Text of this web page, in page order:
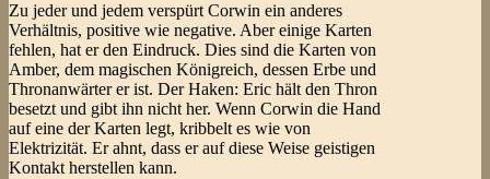
Zu jeder und jedem verspürt Corwin ein anderes
Verhältnis, positive wie negative. Aber einige Karten
fehlen, hat er den Eindruck. Dies sind die Karten von
Amber, dem magischen Königreich, dessen Erbe und
Thronanwärter er ist. Der Haken: Eric hält den Thron
besetzt und gibt ihn nicht her. Wenn Corwin die Hand
auf eine der Karten legt, kribbelt es wie von
Elektrizität. Er ahnt, dass er auf diese Weise geistigen
Kontakt herstellen kann.